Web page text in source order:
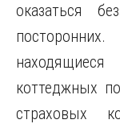
оказаться
коттеджных
страховых